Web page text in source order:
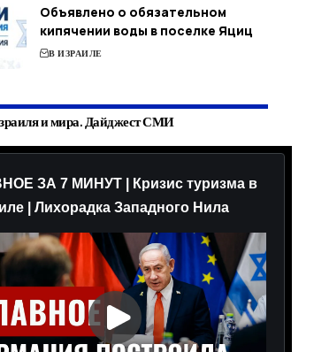
Объявлено о обязательном
кипячении воды в поселке Яциц
В ИЗРАИЛЕ
и мира. Дайджест СМИ